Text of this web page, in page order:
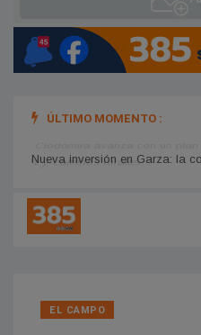
ÚLTIMO MOMENTO :
hidrogrúa con fondos propios
11 y caminos rurales
EL CAMPO